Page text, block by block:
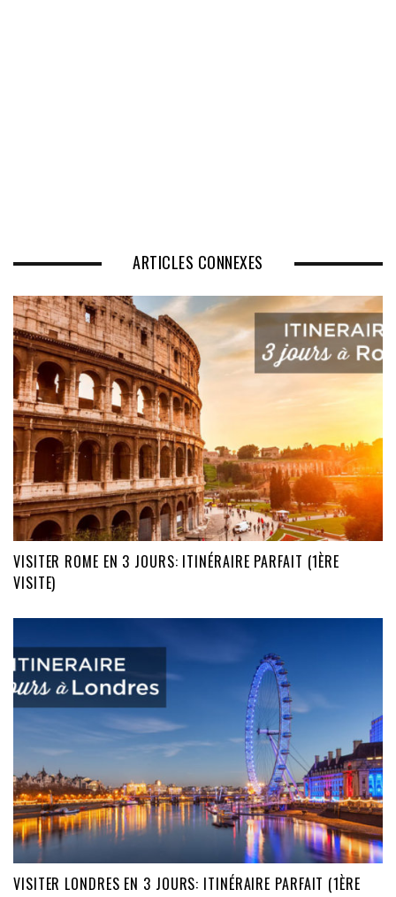
ARTICLES CONNEXES
VISITER ROME EN 3 JOURS: ITINÉRAIRE PARFAIT (1ÈRE
VISITE)
VISITER LONDRES EN 3 JOURS: ITINÉRAIRE PARFAIT (1ÈRE